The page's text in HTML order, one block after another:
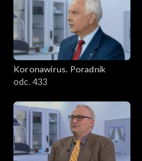
Koronawirus. Poradnik
odc. 433